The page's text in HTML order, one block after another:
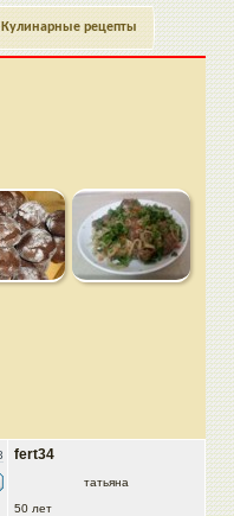
Кулинарные рецепты
fert34
татьяна
50 лет